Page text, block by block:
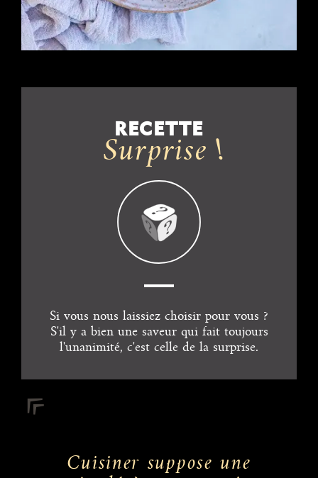
RECETTE
Surprise !
Si vous nous laissiez choisir pour vous ?
S'il y a bien une saveur qui fait toujours
l'unanimité, c'est celle de la surprise.
Cuisiner suppose une